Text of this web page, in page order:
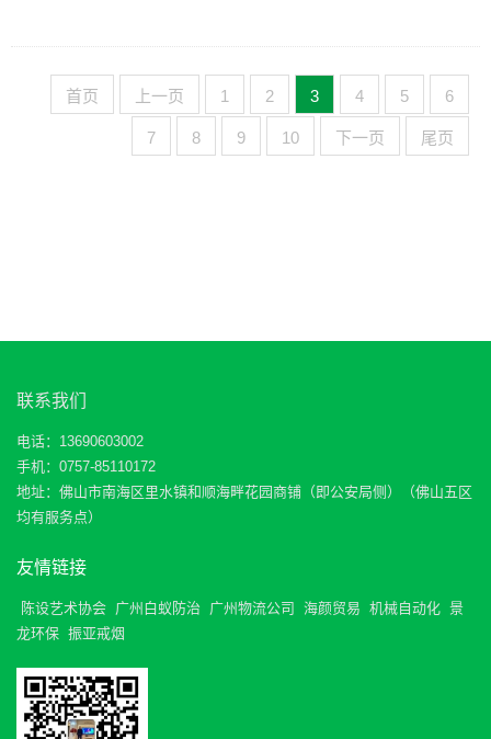
首页 上一页 1 2 3 4 5 6
7 8 9 10 下一页 尾页
联系我们
电话：13690603002
手机：0757-85110172
地址：佛山市南海区里水镇和顺海畔花园商铺（即公安局侧）（佛山五区
均有服务点）
友情链接
陈设艺术协会 广州白蚁防治 广州物流公司 海颜贸易 机械自动化 景
龙环保 振亚戒烟